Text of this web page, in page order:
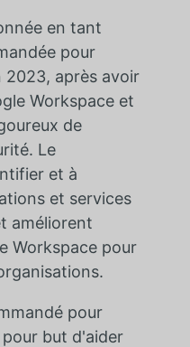
en tant
pour
2023, après avoir
Workspace et
de
Le
et à
et services
améliorent
Workspace pour
pour
but d'aider